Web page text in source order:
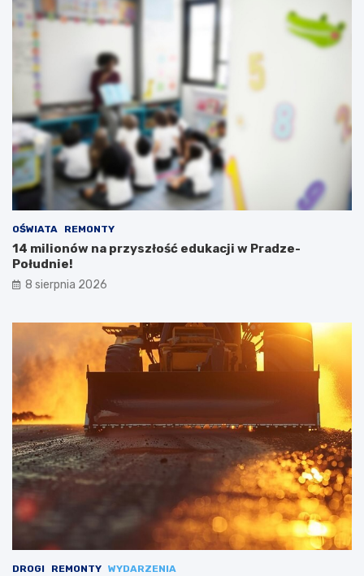
OŚWIATA REMONTY
14 milionów na przyszłość edukacji w Pradze-
Południe!
8 sierpnia 2026
DROGI REMONTY WYDARZENIA